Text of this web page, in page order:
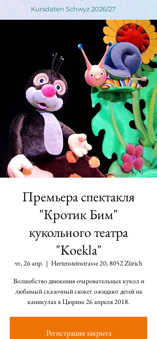
Kursdaten Schwyz 2026/27
Премьера спектакля
"Кротик Бим"
кукольного театра
"Koekla"
чт, 26 апр.
  |
Hertensteinstrasse 20, 8052 Zürich
Волшебство движения очаровательных кукол и
любимый сказочный сюжет ожидают детей на
каникулах в Цюрихе 26 апреля 2018.
Регистрация закрыта